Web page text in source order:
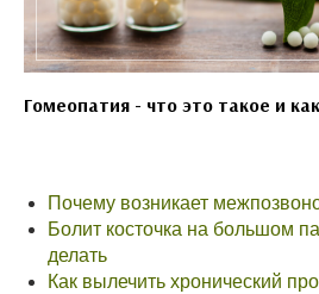
Гомеопатия - что это такое и
Почему возникает
Болит косточка на большом
делать
Как вылечить хронический